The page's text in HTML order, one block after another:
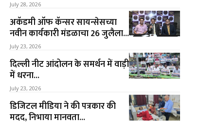
July 28, 2026
अकॅडमी ऑफ कॅन्सर सायन्सेसच्या
नवीन कार्यकारी मंडळाचा 26 जुलैला...
July 23, 2026
दिल्ली नीट आंदोलन के समर्थन में वाड़ी
में धरना...
July 23, 2026
डिजिटल मीडिया ने की पत्रकार की
मदद, निभाया मानवता...